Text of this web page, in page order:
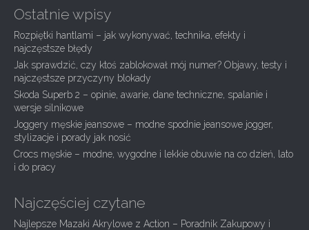
a
v
i
g
a
t
i
o
n
Ostatnie wpisy
Rozpiętki hantlami – jak wykonywać, technika, efekty i
najczęstsze błędy
Jak sprawdzić, czy ktoś zablokował mój numer? Objawy, testy i
najczęstsze przyczyny blokady
Skoda Superb 2 – opinie, awarie, dane techniczne, spalanie i
wersje silnikowe
Joggery męskie jeansowe – modne spodnie jeansowe jogger,
stylizacje i porady jak nosić
Crocs męskie – modne, wygodne i lekkie obuwie na co dzień, lato
i do pracy
Najczęściej czytane
Najlepsze Mazaki Akrylowe z Action – Poradnik Zakupowy i